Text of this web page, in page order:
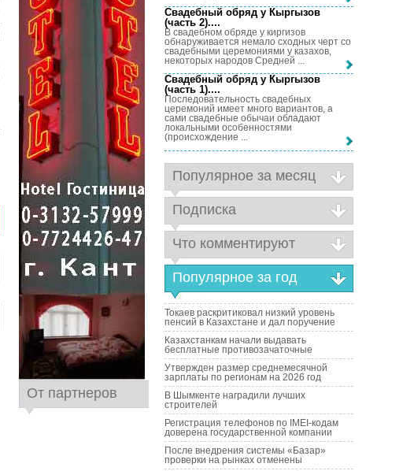
От партнеров
Свадебный обряд у Кыргызов
(часть 2)....
В свадебном обряде у киргизов
обнаруживается немало сходных черт со
свадебными церемониями у казахов,
некоторых народов Средней ...
Свадебный обряд у Кыргызов
(часть 1)....
Последовательность свадебных
церемоний имеет много вариантов, а
сами свадебные обычаи обладают
локальными особенностями
(происхождение ...
Популярное за месяц
Подписка
Что комментируют
Популярное за год
Токаев раскритиковал низкий уровень
пенсий в Казахстане и дал поручение
Казахстанкам начали выдавать
бесплатные противозачаточные
Утвержден размер среднемесячной
зарплаты по регионам на 2026 год
В Шымкенте наградили лучших
строителей
Регистрация телефонов по IMEI-кодам
доверена государственной компании
После внедрения системы «Базар»
проверки на рынках отменены